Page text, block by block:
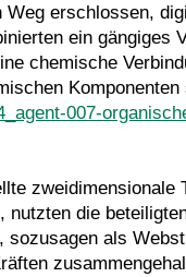
erschlossen,
ein gängiges
chemische
007-
die
als